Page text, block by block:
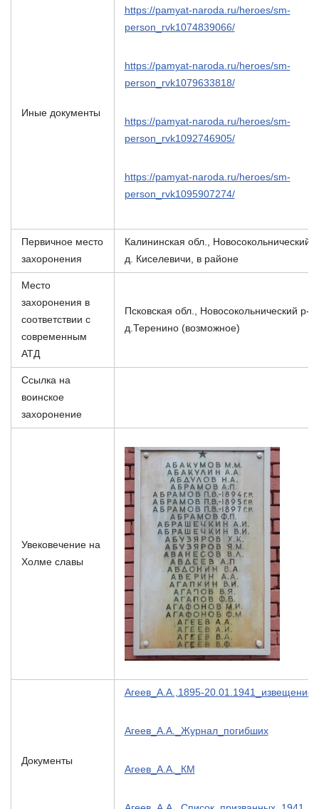
Иные документы
https://pamyat-naroda.ru/heroes/sm-
person_rvk1074839066/
https://pamyat-naroda.ru/heroes/sm-
person_rvk1079633818/
https://pamyat-naroda.ru/heroes/sm-
person_rvk1092746905/
https://pamyat-naroda.ru/heroes/sm-
person_rvk1095907274/
Первичное место
захоронения
Калининская обл., Новосокольнический
д. Киселевичи, в районе
Место
захоронения в
соответствии с
современным
АТД
Псковская обл., Новосокольнический р-н,
д.Теренино (возможное)
Ссылка на
воинское
захоронение
Увековечение на
Холме славы
Документы
Агеев_А.А.,1895-20.01.1941_извещение
Агеев_А.А._Журнал_погибших
Агеев_А.А._КМ